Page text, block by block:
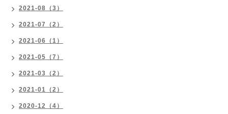
2021-08（3）
2021-07（2）
2021-06（1）
2021-05（7）
2021-03（2）
2021-01（2）
2020-12（4）